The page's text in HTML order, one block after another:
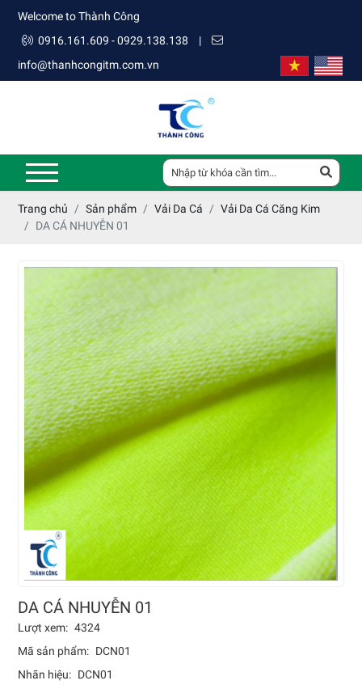
Welcome to Thành Công
0916.161.609 - 0929.138.138
|
info@thanhcongitm.com.vn
Trang chủ Sản phẩm Vải Da Cá
Vải Da Cá Căng Kim
DA CÁ NHUYỄN 01
DA CÁ NHUYỄN 01
Lượt xem: 4324
Mã sản phẩm: DCN01
Nhãn hiệu: DCN01